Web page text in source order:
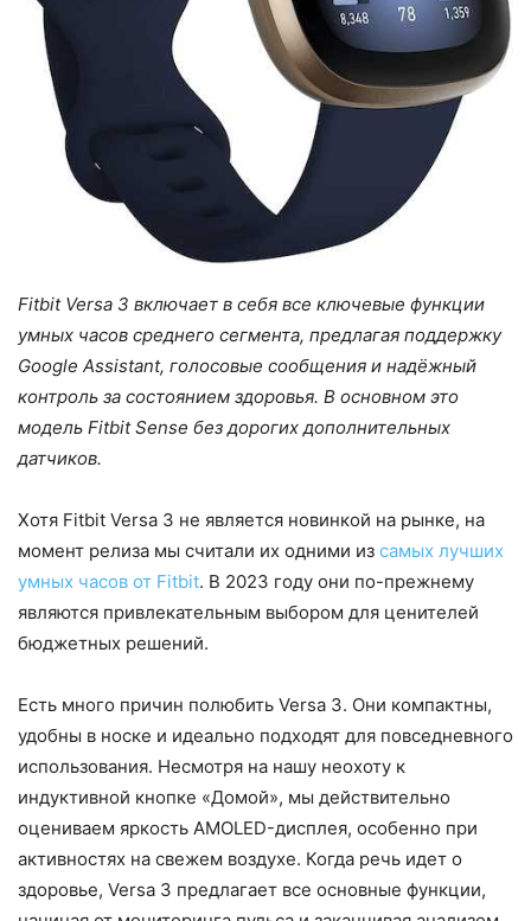
Fitbit Versa 3 включает в себя все ключевые функции
умных часов среднего сегмента, предлагая поддержку
Google Assistant, голосовые сообщения и надёжный
контроль за состоянием здоровья. В основном это
модель Fitbit Sense без дорогих дополнительных
датчиков.
Хотя Fitbit Versa 3 не является новинкой на рынке, на
момент релиза мы считали их одними из самых лучших
умных часов от Fitbit. В 2023 году они по-прежнему
являются привлекательным выбором для ценителей
бюджетных решений.
Есть много причин полюбить Versa 3. Они компактны,
удобны в носке и идеально подходят для повседневного
использования. Несмотря на нашу неохоту к
индуктивной кнопке «Домой», мы действительно
оцениваем яркость AMOLED-дисплея, особенно при
активностях на свежем воздухе. Когда речь идет о
здоровье, Versa 3 предлагает все основные функции,